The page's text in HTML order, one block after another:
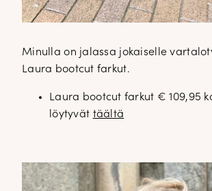
Minulla on jalassa jokaiselle
Laura bootcut farkut.
Laura bootcut farkut € 109,95
löytyvät täältä